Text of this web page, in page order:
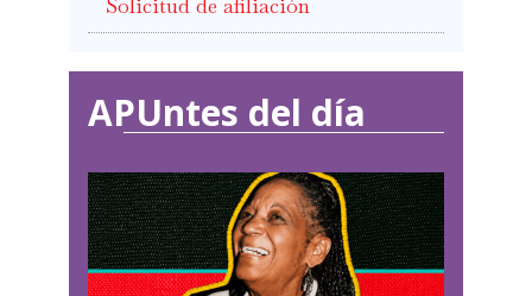
Solicitud de afiliación
APUntes del día